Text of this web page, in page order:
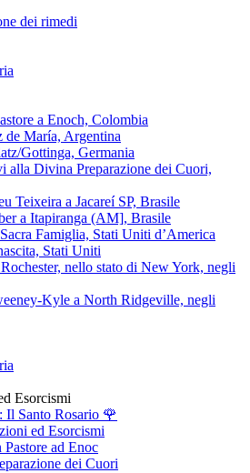
dei rimedi
a Enoch, Colombia
María, Argentina
Gottinga, Germania
alla Divina Preparazione dei Cuori,
Teixeira a Jacareí SP, Brasile
a Itapiranga (AM], Brasile
Famiglia, Stati Uniti d’America
Stati Uniti
nello stato di New York, negli
Kyle a North Ridgeville, negli
Esorcismi
Il Santo Rosario 🌹
ed Esorcismi
ad Enoc
dei Cuori